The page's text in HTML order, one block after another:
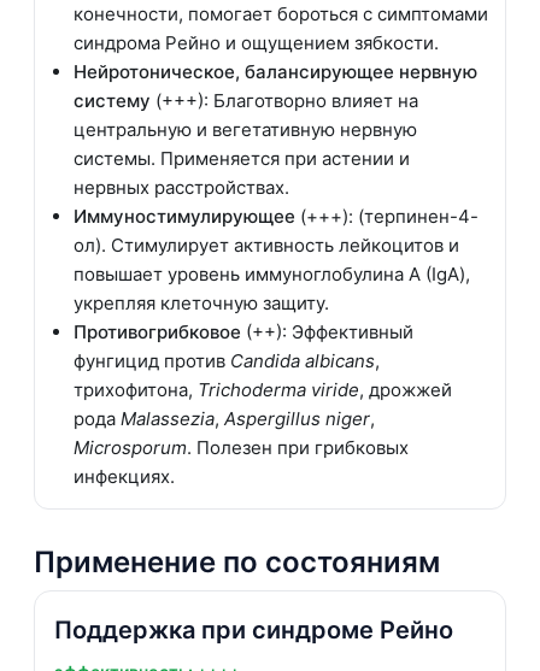
конечности, помогает бороться с симптомами
синдрома Рейно и ощущением зябкости.
Нейротоническое, балансирующее нервную
систему (+++): Благотворно влияет на
центральную и вегетативную нервную
системы. Применяется при астении и
нервных расстройствах.
Иммуностимулирующее (+++): (терпинен-4-
ол). Стимулирует активность лейкоцитов и
повышает уровень иммуноглобулина А (IgA),
укрепляя клеточную защиту.
Противогрибковое (++): Эффективный
фунгицид против Candida albicans,
трихофитона, Trichoderma viride, дрожжей
рода Malassezia, Aspergillus niger,
Microsporum. Полезен при грибковых
инфекциях.
Применение по состояниям
Поддержка при синдроме Рейно